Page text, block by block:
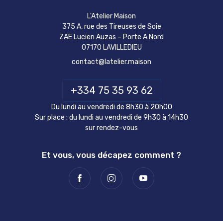
L'Atelier Maison
375 A, rue des Tireuses de Soie
ZAE Lucien Auzas – Porte A Nord
07170 LAVILLEDIEU
contact@latelier.maison
+334 75 35 93 62
Du lundi au vendredi de 8h30 à 20h00
Sur place : du lundi au vendredi de 9h30 à 14h30
sur rendez-vous
Et vous, vous décapez comment ?